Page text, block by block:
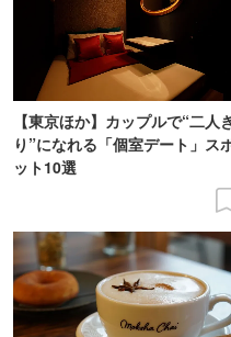
【東京ほか】カップルで“二人
り”になれる「個室デート」ス
ット10選